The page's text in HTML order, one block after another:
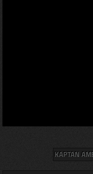
KAPTAN